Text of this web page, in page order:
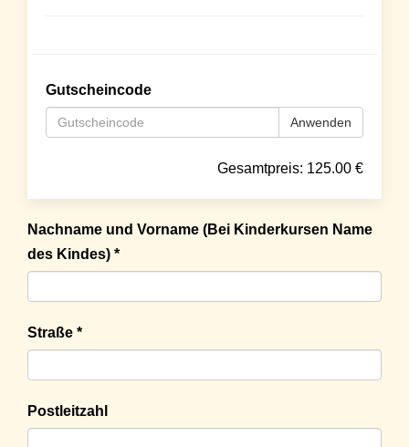
Gutscheincode
Anwenden
Gesamtpreis: 125.00 €
Nachname und Vorname (Bei Kinderkursen Name
des Kindes) *
Straße *
Postleitzahl